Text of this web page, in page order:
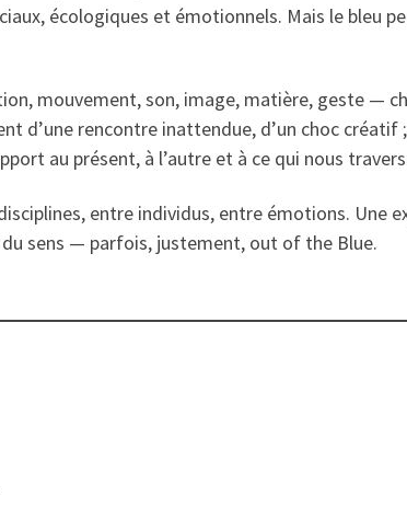
écologiques et émotionnels. Mais le bleu
mouvement, son, image, matière, geste —
rencontre inattendue, d’un choc créatif
au présent, à l’autre et à ce qui nous
entre individus, entre émotions. Une
sens — parfois, justement, out of the Blue.